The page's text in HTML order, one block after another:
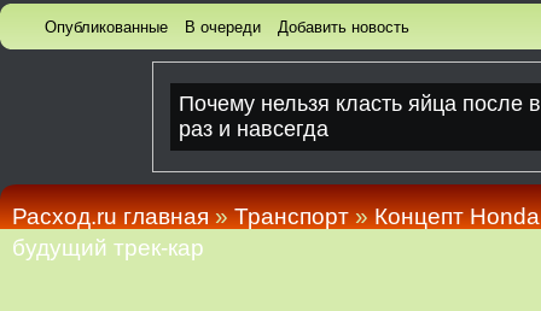
Опубликованные В очереди Добавить новость
Расход.ru главная»Транспорт»Концепт
будущий трек-кар